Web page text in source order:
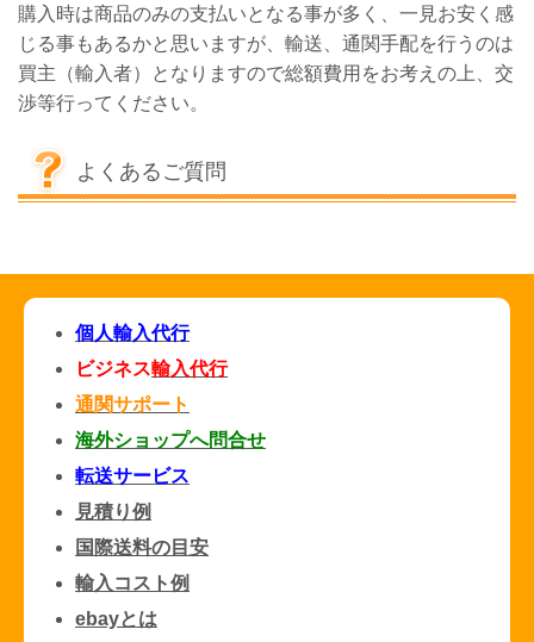
購入時は商品のみの支払いとなる事が多く、一見お安く感
じる事もあるかと思いますが、輸送、通関手配を行うのは
買主（輸入者）となりますので総額費用をお考えの上、交
渉等行ってください。
よくあるご質問
個人輸入代行
ビジネス輸入代行
通関サポート
海外ショップへ問合せ
転送サービス
見積り例
国際送料の目安
輸入コスト例
ebayとは